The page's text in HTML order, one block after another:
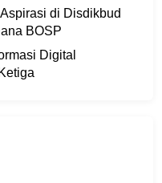
di Disdikbud
BOSP
Digital